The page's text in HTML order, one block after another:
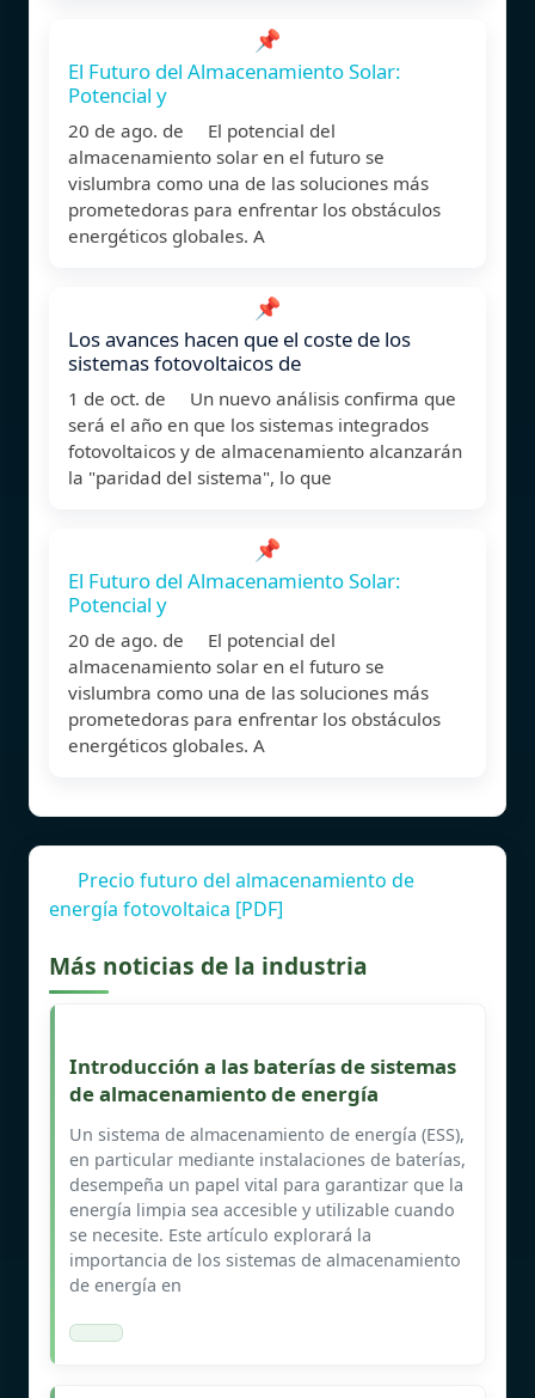
📌
El Futuro del Almacenamiento Solar:
Potencial y
20 de ago. de El potencial del
almacenamiento solar en el futuro se
vislumbra como una de las soluciones más
prometedoras para enfrentar los obstáculos
energéticos globales. A
📌
Los avances hacen que el coste de los
sistemas fotovoltaicos de
1 de oct. de Un nuevo análisis confirma que
será el año en que los sistemas integrados
fotovoltaicos y de almacenamiento alcanzarán
la "paridad del sistema", lo que
📌
El Futuro del Almacenamiento Solar:
Potencial y
20 de ago. de El potencial del
almacenamiento solar en el futuro se
vislumbra como una de las soluciones más
prometedoras para enfrentar los obstáculos
energéticos globales. A
Precio futuro del almacenamiento de
energía fotovoltaica [PDF]
Más noticias de la industria
Introducción a las baterías de sistemas
de almacenamiento de energía
Un sistema de almacenamiento de energía (ESS),
en particular mediante instalaciones de baterías,
desempeña un papel vital para garantizar que la
energía limpia sea accesible y utilizable cuando
se necesite. Este artículo explorará la
importancia de los sistemas de almacenamiento
de energía en